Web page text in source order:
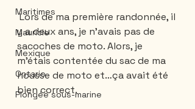
Maritimes
Mauricie
Mexique
Ontario
Plongée sous-marine
Lors de ma première randonnée, il
y a deux ans, je n'avais pas de
sacoches de moto. Alors, je
m'étais contentée du sac de ma
housse de moto et…ça avait été
bien correct.